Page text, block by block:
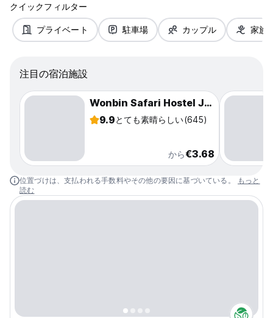
クイックフィルター
プライベート 駐車場 カップル 家族
注目の宿泊施設
Wonbin Safari Hostel Jaisalmer
9.9とても素晴らしい(645)
から€3.68
位置づけは、支払われる手数料やその他の要因に基づいている。
もっと
読む